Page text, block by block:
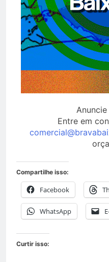
Anuncie
Entre em
Compartilhe isso:
Facebook
WhatsApp
Curtir isso: